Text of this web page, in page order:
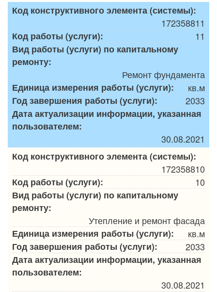
Код конструктивного элемента (системы):
172358811
Код работы (услуги):
11
Вид работы (услуги) по капитальному
ремонту:
Ремонт фундамента
Единица измерения работы (услуги):
кв.м
Год завершения работы (услуги):
2033
Дата актуализации информации, указанная
пользователем:
30.08.2021
Код конструктивного элемента (системы):
172358810
Код работы (услуги):
10
Вид работы (услуги) по капитальному
ремонту:
Утепление и ремонт фасада
Единица измерения работы (услуги):
кв.м
Год завершения работы (услуги):
2033
Дата актуализации информации, указанная
пользователем:
30.08.2021